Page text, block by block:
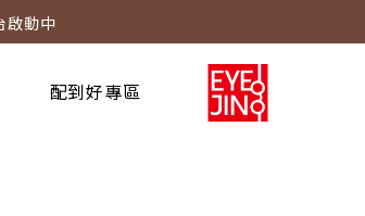
太陽鏡片只要$999/副
配到好專區